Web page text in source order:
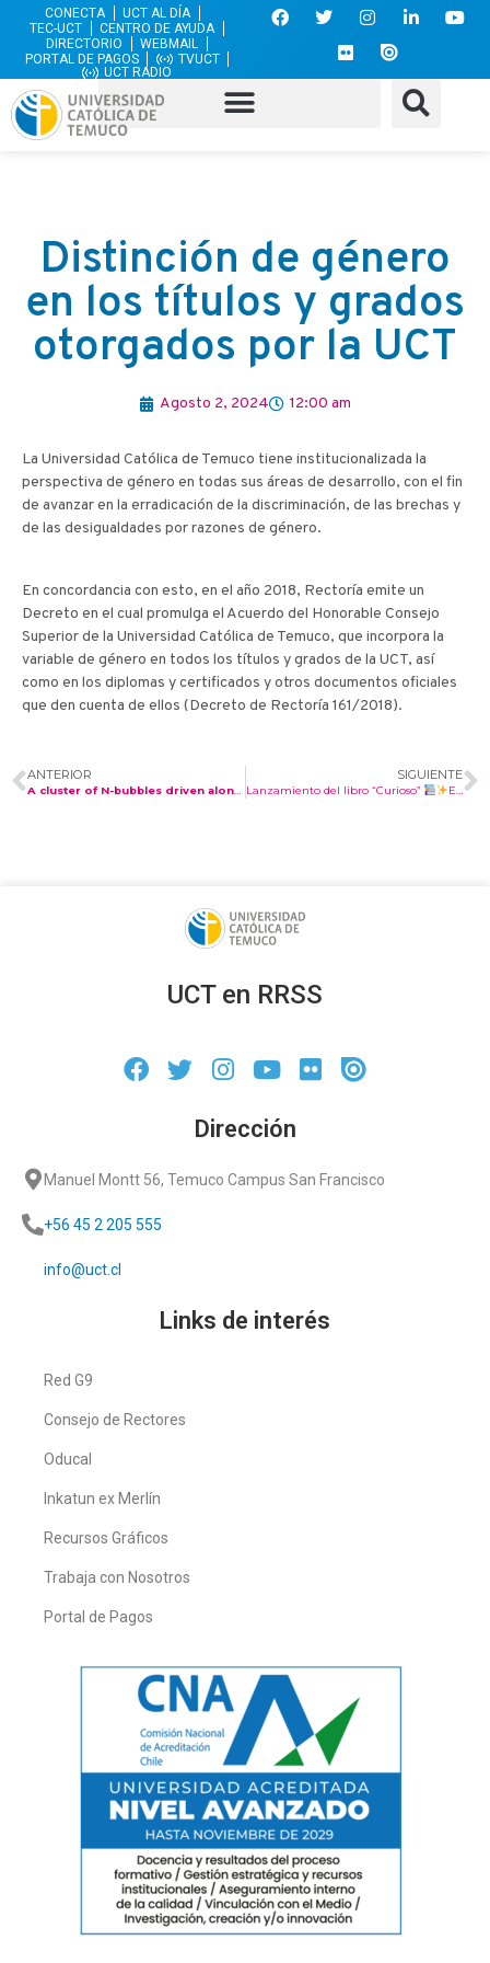
CONECTA
UCT AL DÍA
TEC-UCT
CENTRO DE AYUDA
DIRECTORIO
WEBMAIL
PORTAL DE PAGOS
TVUCT
UCT RADIO
Distinción de género
en los títulos y grados
otorgados por la UCT
Agosto 2, 2024 12:00 am
La Universidad Católica de Temuco tiene institucionalizada la
perspectiva de género en todas sus áreas de desarrollo, con el fin
de avanzar en la erradicación de la discriminación, de las brechas y
de las desigualdades por razones de género.
En concordancia con esto, en el año 2018, Rectoría emite un
Decreto en el cual promulga el Acuerdo del Honorable Consejo
Superior de la Universidad Católica de Temuco, que incorpora la
variable de género en todos los títulos y grados de la UCT, así
como en los diplomas y certificados y otros documentos oficiales
que den cuenta de ellos (Decreto de Rectoría 161/2018).
ANTERIOR SIGUIENTE
Lanzamiento del libro “Curioso” El maravilloso Mundo de la Matemática
UCT en RRSS
Dirección
Manuel Montt 56, Temuco Campus San Francisco
+56 45 2 205 555
info@uct.cl
Links de interés
Red G9
Consejo de Rectores
Oducal
Inkatun ex Merlín
Recursos Gráficos
Trabaja con Nosotros
Portal de Pagos